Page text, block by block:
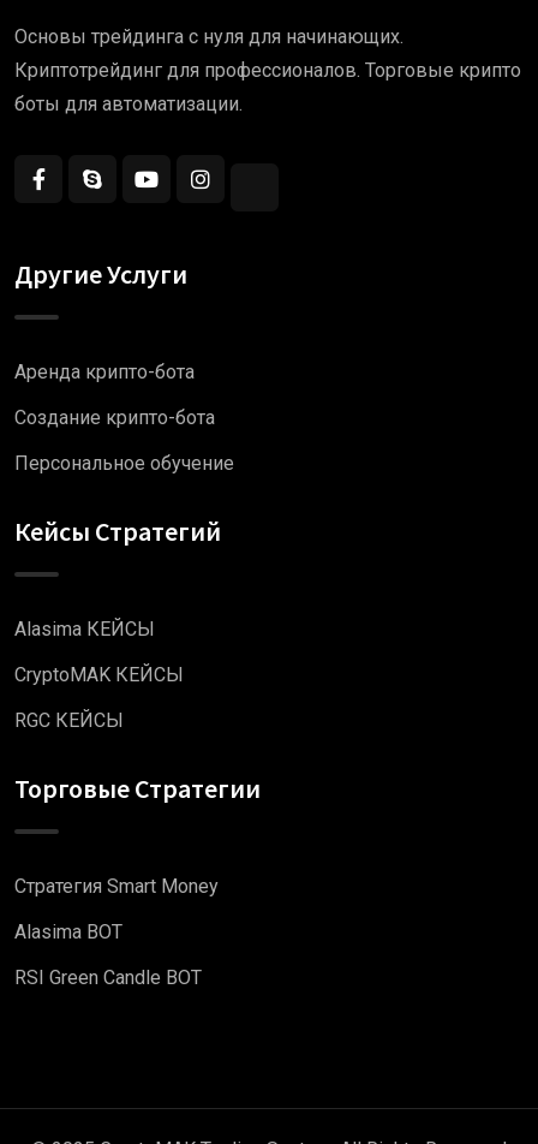
Основы трейдинга с нуля для начинающих.
Криптотрейдинг для профессионалов. Торговые крипто
боты для автоматизации.
Другие Услуги
Аренда крипто-бота
Создание крипто-бота
Персональное обучение
Кейсы Стратегий
Alasima КЕЙСЫ
CryptoMAK КЕЙСЫ
RGC КЕЙСЫ
Торговые Стратегии
Стратегия Smart Money
Alasima BOT
RSI Green Candle BOT